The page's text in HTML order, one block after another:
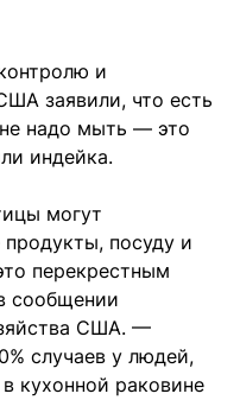
и
заявили, что есть
надо мыть — это
индейка.
могут
продукты, посуду и
перекрестным
сообщении
США. —
случаев у людей,
кухонной раковине